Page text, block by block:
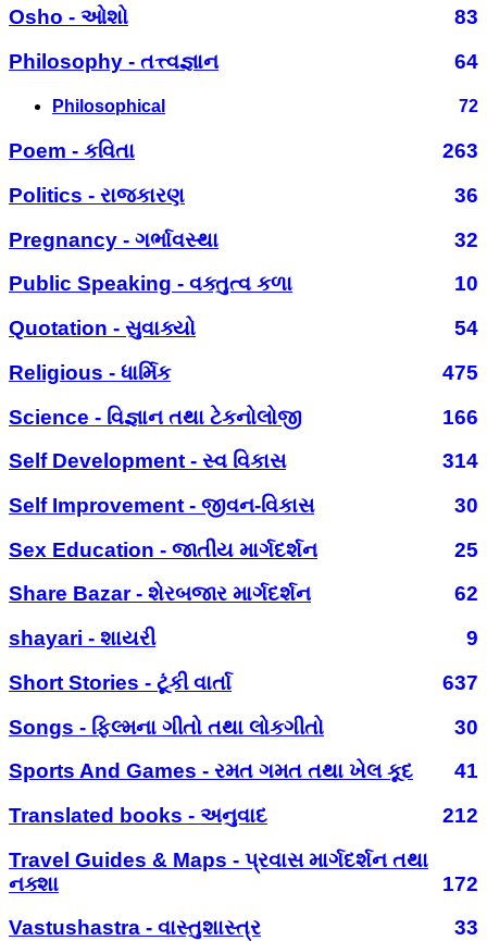
Osho - ઓશો
83
Philosophy - તત્ત્વજ્ઞાન
64
Philosophical 72
Poem - કવિતા
263
Politics - રાજકારણ
36
Pregnancy - ગર્ભાવસ્થા
32
Public Speaking - વક્તુત્વ કળા
10
Quotation - સુવાક્યો
54
Religious - ધાર્મિક
475
Science - વિજ્ઞાન તથા ટેકનોલોજી
166
Self Development - સ્વ વિકાસ
314
Self Improvement - જીવન-વિકાસ
30
Sex Education - જાતીય માર્ગદર્શન
25
Share Bazar - શેરબજાર માર્ગદર્શન
62
shayari - શાયરી
9
Short Stories - ટૂંકી વાર્તા
637
Songs - ફિલ્મના ગીતો તથા લોકગીતો
30
Sports And Games - રમત ગમત તથા ખેલ કૂદ
41
Translated books - અનુવાદ
212
Travel Guides & Maps - પ્રવાસ માર્ગદર્શન તથા
નક્શા
172
Vastushastra - વાસ્તુશાસ્ત્ર
33